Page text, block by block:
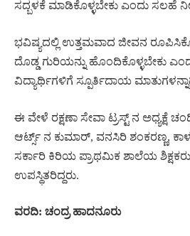
ಸದ್ಬಳಕೆ ಮಾಡಿಕೊಳ್ಳಬೇಕು ಎಂದು ಸಲಹೆ
ಭವಿಷ್ಯದಲ್ಲಿ ಉತ್ತಮವಾದ ಜೀವನ
ದೊಡ್ಡ ಗುರಿಯನ್ನು ಹೊಂದಿಕೊಳ್ಳಬೇಕು
ವಿದ್ಯಾರ್ಥಿಗಳಿಗೆ ಸ್ಪೂರ್ತಿದಾಯ
ಈ ವೇಳೆ ರಕ್ಷಣಾ ಸೇವಾ ಟ್ರಸ್ಟ್ ನ ಅಧ್ಯಕ್ಷೆ
ಆರ್ಟ್ಸ್ ನ ಕುಮಾರ್, ವನಸಿರಿ ಶಂಕರಣ್ಣ,
ಸರ್ಕಾರಿ ಕಿರಿಯ ಪ್ರಾಥಮಿಕ ಶಾಲೆಯ
ಉಪಸ್ಥಿತರಿದ್ದರು.
ವರದಿ: ಚಂದ್ರ ಹಾದನೂರು